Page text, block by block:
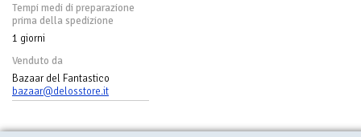
Tempi medi di preparazione
prima della spedizione
1 giorni
Venduto da
Bazaar del Fantastico
bazaar@delosstore.it